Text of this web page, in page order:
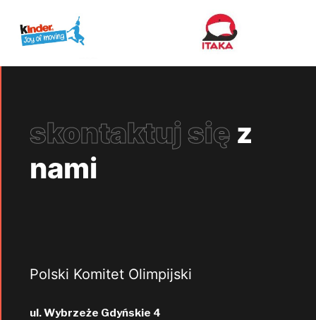
skontaktuj się z
nami
Polski Komitet Olimpijski
ul. Wybrzeże Gdyńskie 4